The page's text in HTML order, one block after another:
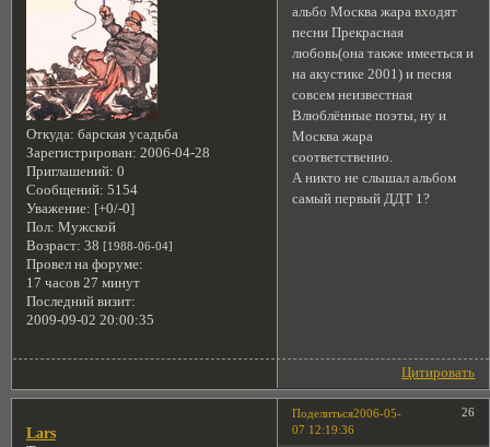
Откуда: барская усадьба
Зарегистрирован: 2006-04-28
Приглашений: 0
Сообщений: 5154
Уважение: [+0/-0]
Пол: Мужской
Возраст: 38 [1988-06-04]
Провел на форуме:
17 часов 27 минут
Последний визит:
2009-09-02 20:00:35
альбо Москва жара входят
песни Прекрасная
любовь(она также имееться и
на акустике 2001) и песня
совсем неизвестная
Влюблённые поэты, ну и
Москва жара
соответственно.
А никто не слышал альбом
самый первый ДДТ 1?
Цитировать
Поделиться 26
2006-05-
07 12:19:36
Lars